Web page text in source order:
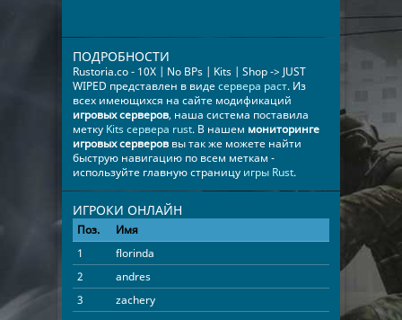
ПОДРОБНОСТИ
Rustoria.co - 10X | No BPs | Kits | Shop -> JUST
WIPED представлен в видесервера раст. Из
всех имеющихся на сайте модификаций
игровых серверов, наша система поставила
метку Kits сервера rust. В нашем мониторинге
игровых серверов вы так же можете найти
быструю навигацию по всем меткам -
используйте главную страницу игры Rust.
ИГРОКИ ОНЛАЙН
Поз. Имя
Время
1
florinda
17:50:22
2
andres
06:40:04
3
zachery